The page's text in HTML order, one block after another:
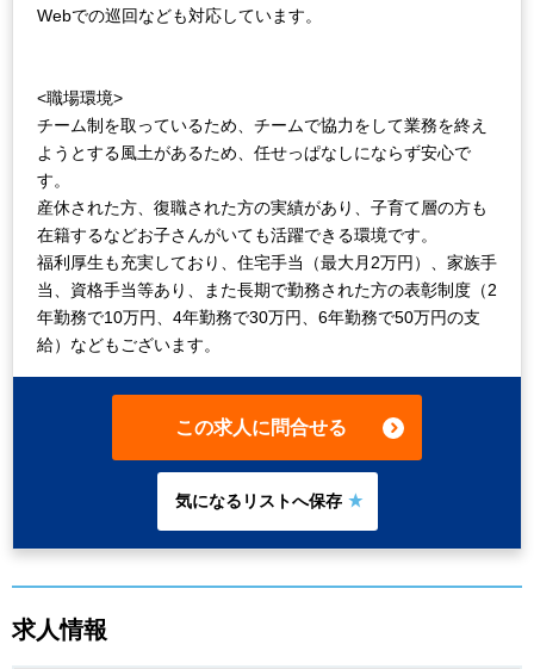
Webでの巡回なども対応しています。
<職場環境>
チーム制を取っているため、チームで協力をして業務を終え
ようとする風土があるため、任せっぱなしにならず安心で
す。
産休された方、復職された方の実績があり、子育て層の方も
在籍するなどお子さんがいても活躍できる環境です。
福利厚生も充実しており、住宅手当（最大月2万円）、家族手
当、資格手当等あり、また長期で勤務された方の表彰制度（2
年勤務で10万円、4年勤務で30万円、6年勤務で50万円の支
給）などもございます。
この求人に問合せる
求人情報